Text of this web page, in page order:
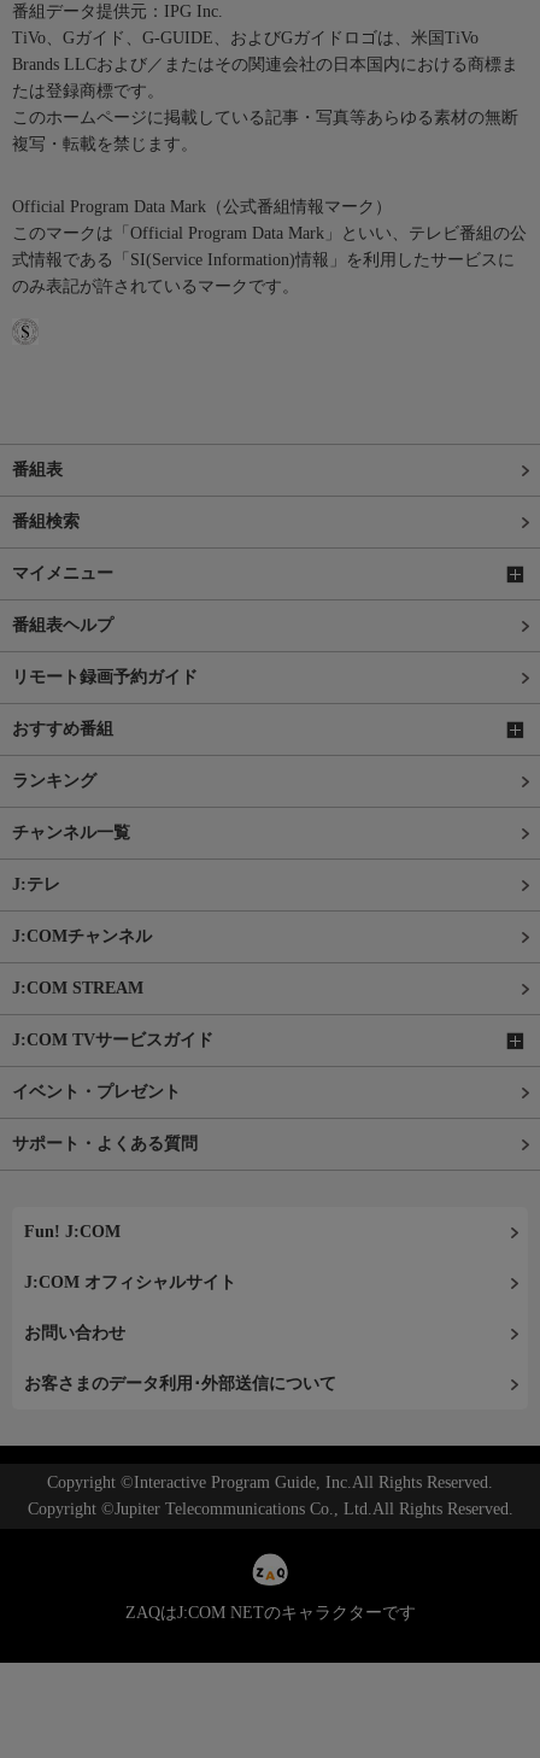
番組データ提供元：IPG Inc.
TiVo、Gガイド、G-GUIDE、およびGガイドロゴは、米国TiVo
Brands LLCおよび／またはその関連会社の日本国内における商標ま
たは登録商標です。
このホームページに掲載している記事・写真等あらゆる素材の無断
複写・転載を禁じます。
Official Program Data Mark（公式番組情報マーク）
このマークは「Official Program Data Mark」といい、テレビ番組の公
式情報である「SI(Service Information)情報」を利用したサービスに
のみ表記が許されているマークです。
番組表
番組検索
マイメニュー
番組表ヘルプ
リモート録画予約ガイド
おすすめ番組
ランキング
チャンネル一覧
J:テレ
J:COMチャンネル
J:COM STREAM
J:COM TVサービスガイド
イベント・プレゼント
サポート・よくある質問
Fun! J:COM
J:COM オフィシャルサイト
お問い合わせ
お客さまのデータ利用･外部送信について
Copyright ©Interactive Program Guide, Inc.All Rights Reserved.
Copyright ©Jupiter Telecommunications Co., Ltd.All Rights Reserved.
ZAQはJ:COM NETのキャラクターです